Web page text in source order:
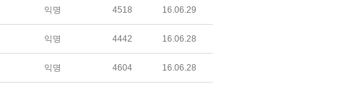
익명 4518 16.06.29
익명 4442 16.06.28
익명 4604 16.06.28